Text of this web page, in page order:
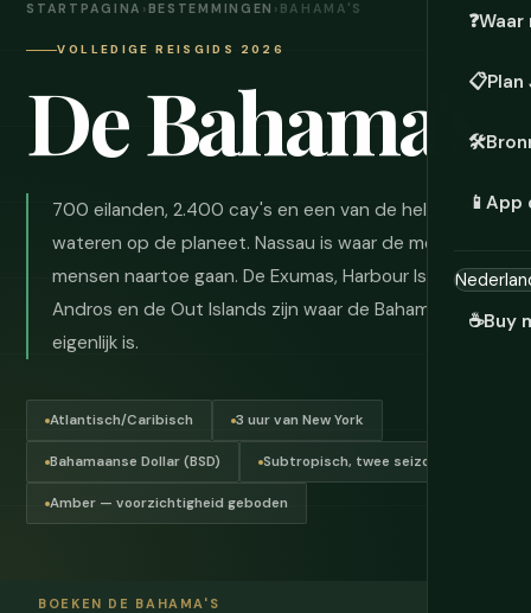
❓
📋Plan
🛠️
📱 App
☕Buy
STARTPAGINA ›BESTEMMINGEN › BAHAMA'S
VOLLEDIGE REISGIDS 2026
De Bahama's
700 eilanden, 2.400 cay's en een van de helderste
wateren op de planeet. Nassau is waar de meeste
mensen naartoe gaan. De Exumas, Harbour Island,
Andros en de Out Islands zijn waar de Bahama's
eigenlijk is.
Atlantisch/Caribisch 3 uur van New York
Bahamaanse Dollar (BSD) Subtropisch, twee seizoenen
Amber — voorzichtigheid geboden
BOEKEN DE BAHAMA'S